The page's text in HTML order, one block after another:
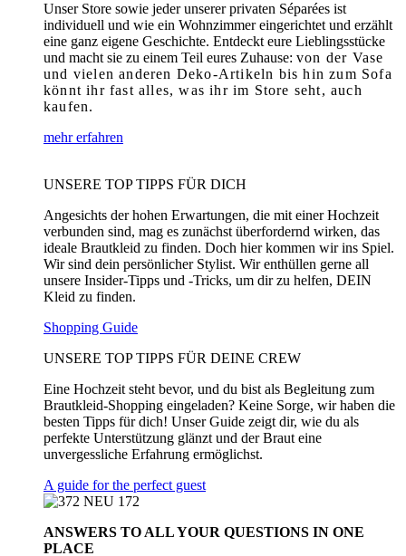
Unser Store sowie jeder unserer privaten Séparées ist
individuell und wie ein Wohnzimmer eingerichtet und erzählt
eine ganz eigene Geschichte. Entdeckt eure Lieblingsstücke
und macht sie zu einem Teil eures Zuhause: von der Vase
und vielen anderen Deko-Artikeln bis hin zum Sofa
könnt ihr fast alles, was ihr im Store seht, auch
kaufen.
mehr erfahren
UNSERE TOP TIPPS FÜR DICH
Angesichts der hohen Erwartungen, die mit einer Hochzeit
verbunden sind, mag es zunächst überfordernd wirken, das
ideale Brautkleid zu finden. Doch hier kommen wir ins Spiel.
Wir sind dein persönlicher Stylist. Wir enthüllen gerne all
unsere Insider-Tipps und -Tricks, um dir zu helfen, DEIN
Kleid zu finden.
Shopping Guide
UNSERE TOP TIPPS FÜR DEINE CREW
Eine Hochzeit steht bevor, und du bist als Begleitung zum
Brautkleid-Shopping eingeladen? Keine Sorge, wir haben die
besten Tipps für dich! Unser Guide zeigt dir, wie du als
perfekte Unterstützung glänzt und der Braut eine
unvergessliche Erfahrung ermöglichst.
A guide for the perfect guest
ANSWERS TO ALLYOUR QUESTIONS IN ONE
PLACE